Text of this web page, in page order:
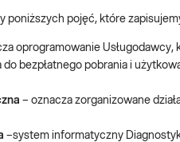
poniższych pojęć, które
oprogramowanie
bezpłatnego pobrania i
– oznacza zorganizowane
–system informatyczny